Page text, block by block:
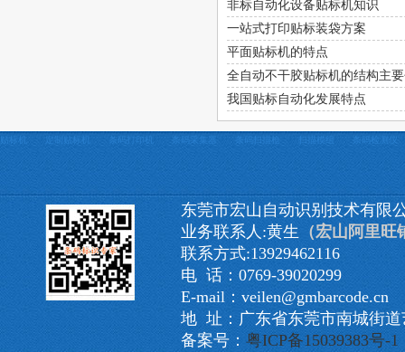
非标自动化设备贴标机知识
一站式打印贴标装袋方案
平面贴标机的特点
全自动不干胶贴标机的结构主
我国贴标自动化发展特点
贴标机 定制贴标机 条码打印机 条码采集器 条码扫描枪 扫描模组 条码检测仪
东莞市宏山自动识别技术有限
业务联系人:黄生 （宏山阿里旺
联系方式:13929462116
电 话：0769-39020299
E-mail：veilen@gmbarcode.cn
地 址：广东省东莞市南城街
备案号： 粤ICP备15039383号-1